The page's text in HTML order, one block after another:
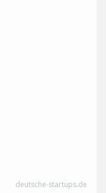
deutsche-startups.de